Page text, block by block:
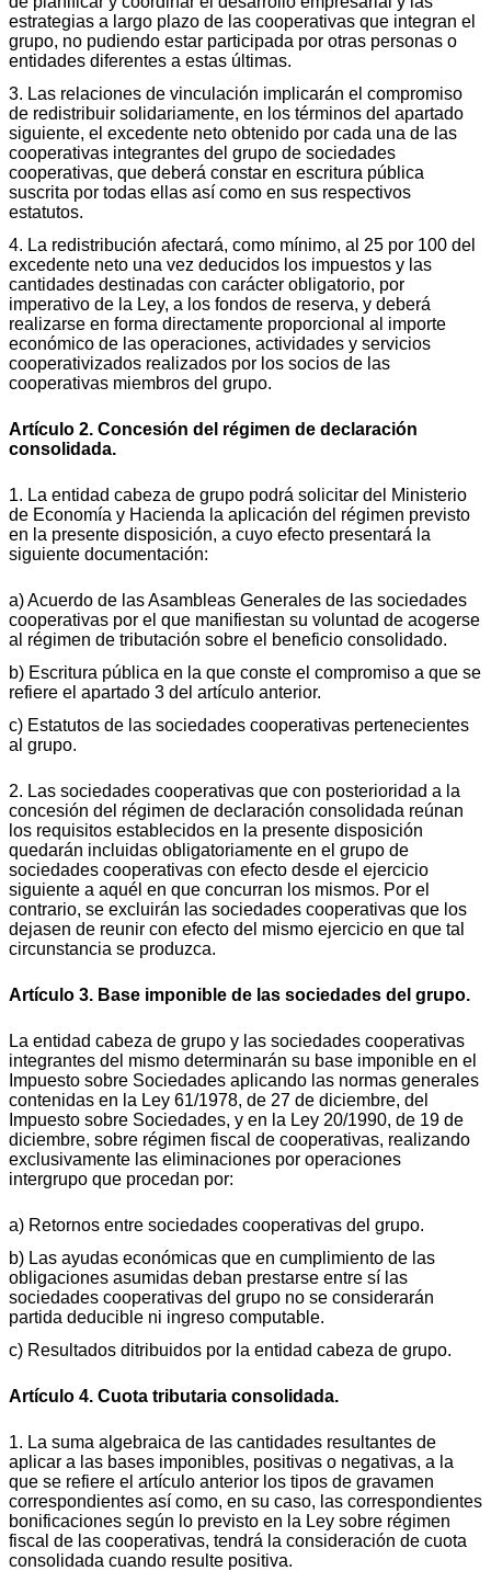
estrategias a largo plazo de las cooperativas que integran el
grupo, no pudiendo estar participada por otras personas o
entidades diferentes a estas últimas.
3. Las relaciones de vinculación implicarán el compromiso
de redistribuir solidariamente, en los términos del apartado
siguiente, el excedente neto obtenido por cada una de las
cooperativas integrantes del grupo de sociedades
cooperativas, que deberá constar en escritura pública
suscrita por todas ellas así como en sus respectivos
estatutos.
4. La redistribución afectará, como mínimo, al 25 por 100 del
excedente neto una vez deducidos los impuestos y las
cantidades destinadas con carácter obligatorio, por
imperativo de la Ley, a los fondos de reserva, y deberá
realizarse en forma directamente proporcional al importe
económico de las operaciones, actividades y servicios
cooperativizados realizados por los socios de las
cooperativas miembros del grupo.
Artículo 2. Concesión del régimen de declaración
consolidada.
1. La entidad cabeza de grupo podrá solicitar del Ministerio
de Economía y Hacienda la aplicación del régimen previsto
en la presente disposición, a cuyo efecto presentará la
siguiente documentación:
a) Acuerdo de las Asambleas Generales de las sociedades
cooperativas por el que manifiestan su voluntad de acogerse
al régimen de tributación sobre el beneficio consolidado.
b) Escritura pública en la que conste el compromiso a que se
refiere el apartado 3 del artículo anterior.
c) Estatutos de las sociedades cooperativas pertenecientes
al grupo.
2. Las sociedades cooperativas que con posterioridad a la
concesión del régimen de declaración consolidada reúnan
los requisitos establecidos en la presente disposición
quedarán incluidas obligatoriamente en el grupo de
sociedades cooperativas con efecto desde el ejercicio
siguiente a aquél en que concurran los mismos. Por el
contrario, se excluirán las sociedades cooperativas que los
dejasen de reunir con efecto del mismo ejercicio en que tal
circunstancia se produzca.
Artículo 3. Base imponible de las sociedades del grupo.
La entidad cabeza de grupo y las sociedades cooperativas
integrantes del mismo determinarán su base imponible en el
Impuesto sobre Sociedades aplicando las normas generales
contenidas en la Ley 61/1978, de 27 de diciembre, del
Impuesto sobre Sociedades, y en la Ley 20/1990, de 19 de
diciembre, sobre régimen fiscal de cooperativas, realizando
exclusivamente las eliminaciones por operaciones
intergrupo que procedan por:
a) Retornos entre sociedades cooperativas del grupo.
b) Las ayudas económicas que en cumplimiento de las
obligaciones asumidas deban prestarse entre sí las
sociedades cooperativas del grupo no se considerarán
partida deducible ni ingreso computable.
c) Resultados ditribuidos por la entidad cabeza de grupo.
Artículo 4. Cuota tributaria consolidada.
1. La suma algebraica de las cantidades resultantes de
aplicar a las bases imponibles, positivas o negativas, a la
que se refiere el artículo anterior los tipos de gravamen
correspondientes así como, en su caso, las correspondientes
bonificaciones según lo previsto en la Ley sobre régimen
fiscal de las cooperativas, tendrá la consideración de cuota
consolidada cuando resulte positiva.